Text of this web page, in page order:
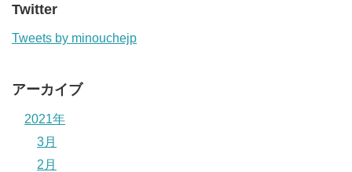
Twitter
Tweets by minouchejp
アーカイブ
2021年
3月
2月